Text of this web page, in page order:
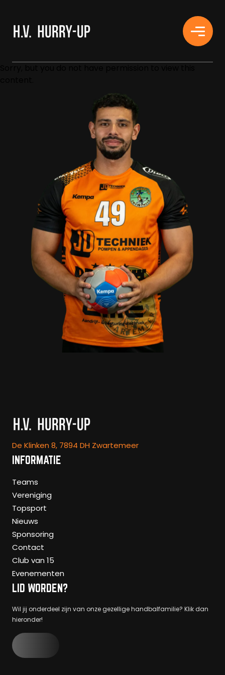
De Klinken 8, 7894 DH Zwartemeer
INFORMATIE
Teams
Vereniging
Topsport
Nieuws
Sponsoring
Contact
Club van 15
Evenementen
LID WORDEN?
Wil jij onderdeel zijn van onze gezellige handbalfamilie? Klik dan
hieronder!